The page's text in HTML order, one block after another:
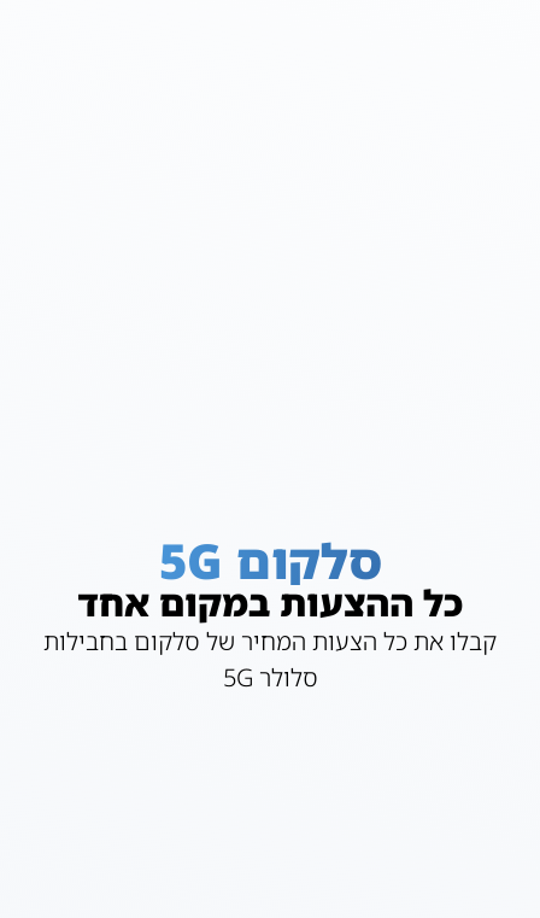
סלקום 5G
כל ההצעות במקום אחד
קבלו את כל הצעות המחיר של סלקום בחבילות
סלולר 5G